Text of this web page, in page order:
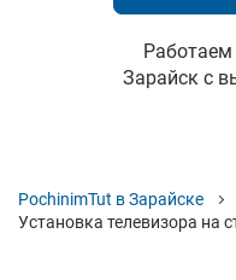
Работаем
Зарайск с
PochinimTut в Зарайске
Установка телевизора на